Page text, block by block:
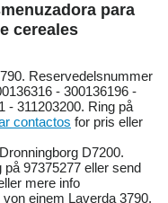
para
cereales
Reservedelsnummer
- 300136196 -
- 311203200. Ring på
contactos for pris eller
D7200.
97375277 eller send
mere info
einem Laverda 3790.